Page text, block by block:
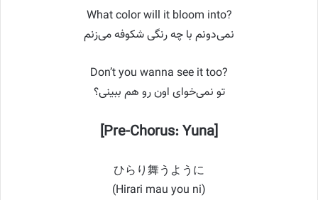
What color will it bloom into?
نمی‌دونم با چه رنگی شکوفه می‌زنم
Don’t you wanna see it too?
تو نمی‌خوای اون رو هم ببینی؟
[Pre-Chorus: Yuna]
ひらり舞うように
(Hirari mau you ni)